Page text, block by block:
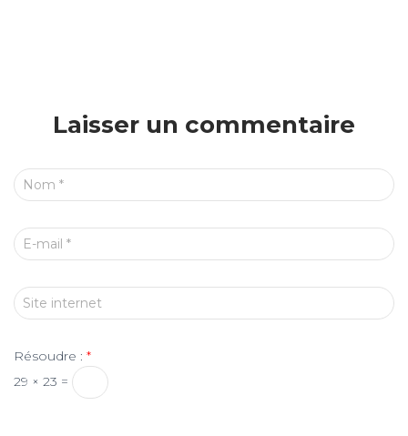
Laisser un commentaire
Nom *
E-mail *
Site internet
Résoudre : *
29 × 23 =